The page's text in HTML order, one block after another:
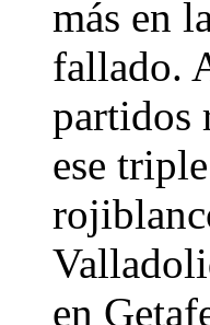
más en
fallado.
partidos
ese
en